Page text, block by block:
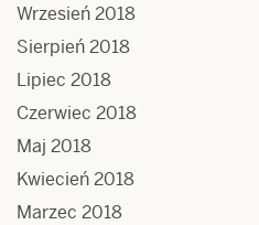
Wrzesień 2018
Sierpień 2018
Lipiec 2018
Czerwiec 2018
Maj 2018
Kwiecień 2018
Marzec 2018